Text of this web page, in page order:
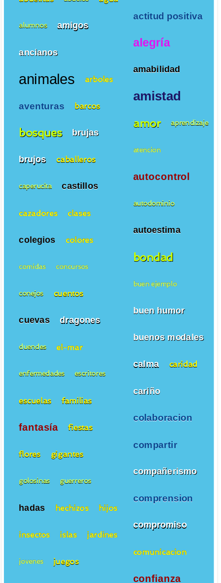
actitud positiva
alegría
amabilidad
amistad
amor aprendizaje
atencion
autocontrol
autodominio
autoestima
bondad
buen ejemplo
buen humor
buenos modales
calma caridad
cariño
colaboracion
compartir
compañerismo
comprension
compromiso
comunicacion
confianza
alumnos amigos
ancianos
animales arboles
aventuras barcos
bosques brujas
brujos caballeros
caperucita castillos
cazadores clases
colegios colores
comidas concursos
conejos cuentos
cuevas dragones
duendes el-mar
enfermedades escritores
escuelas familias
fantasía fiestas
flores gigantes
golosinas guerreros
hadas hechizos hijos
insectos islas jardines
jovenes juegos